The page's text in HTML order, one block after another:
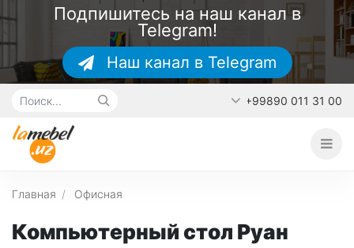
Подпишитесь на наш канал в
Telegram!
Наш канал в Telegram
+99890 011 31 00
Главная Офисная
Компьютерный стол Руан